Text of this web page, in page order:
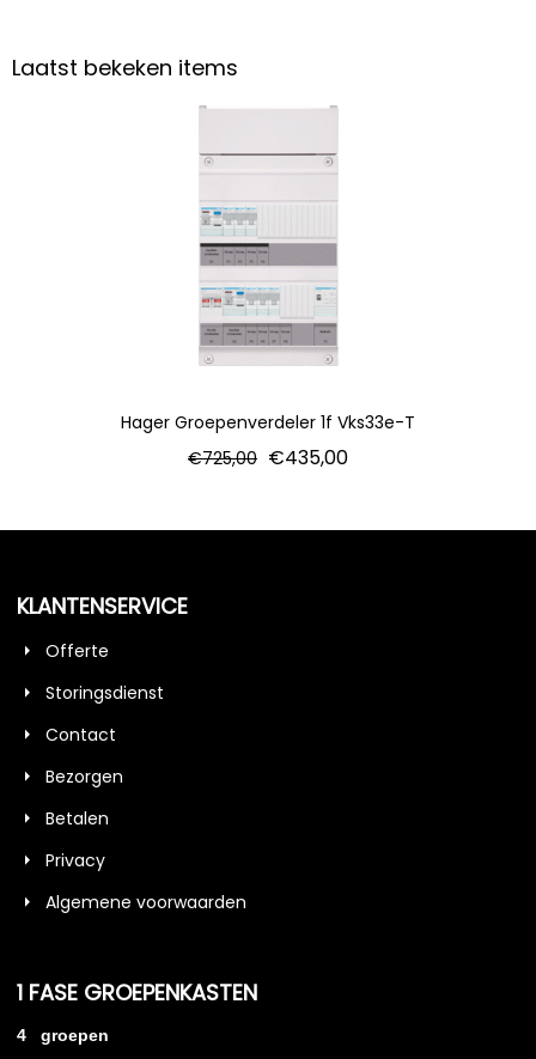
Laatst bekeken items
Hager Groepenverdeler 1f Vks33e-T
€725,00 €435,00
KLANTENSERVICE
Offerte
Storingsdienst
Contact
Bezorgen
Betalen
Privacy
Algemene voorwaarden
1 FASE GROEPENKASTEN
4 groepen